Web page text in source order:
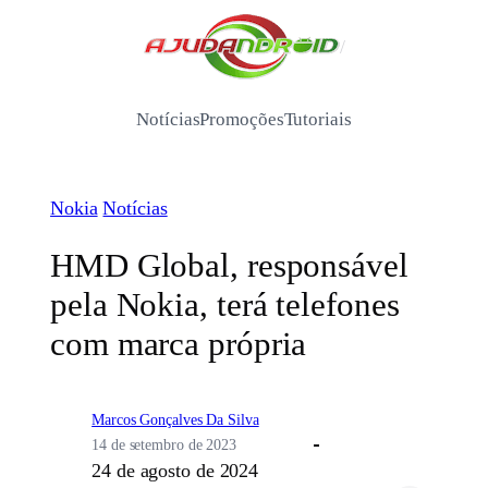
/
NotíciasPromoçõesTutoriais
Nokia Notícias
HMD Global, responsável
pela Nokia, terá telefones
com marca própria
Marcos Gonçalves Da Silva
14 de setembro de 2023
24 de agosto de 2024